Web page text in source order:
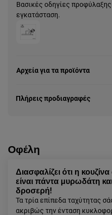
Βασικές οδηγίες
εγκατάσταση.
Αρχεία για τα προϊόντα
Πλήρεις προδιαγραφές
Οφέλη
Διασφαλίζει ότι η
είναι πάντα μυρωδάτη
δροσερή!
Τα τρία επίπεδα ταχύτητας
ακριβώς την ένταση